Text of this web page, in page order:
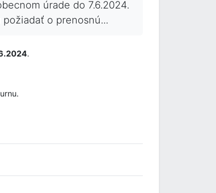
úrade do 7.6.2024.
o prenosnú...
.